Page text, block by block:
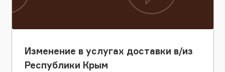
Изменение в услугах доставки в/из
Республики Крым